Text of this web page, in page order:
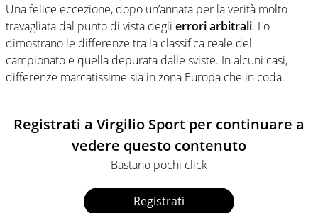
Una felice eccezione, dopo un’annata per la verità molto
travagliata dal punto di vista degli errori arbitrali. Lo
dimostrano le differenze tra la classifica reale del
campionato e quella depurata dalle sviste. In alcuni casi,
differenze marcatissime sia in zona Europa che in coda.
Registrati a Virgilio Sport per continuare a
vedere questo contenuto
Bastano pochi click
Registrati